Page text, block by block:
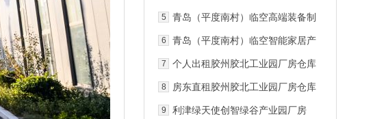
5
青岛（平度南村）临空高端装备制
6
青岛（平度南村）临空智能家居产
7
个人出租胶州胶北工业园厂房仓库
8
房东直租胶州胶北工业园厂房仓库
9 利津绿天使创智绿谷产业园厂房